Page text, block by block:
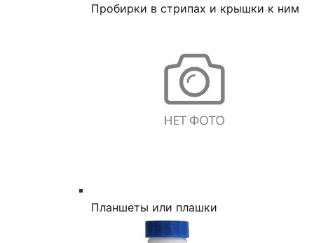
Пробирки в стрипах и крышки к ним
Планшеты или плашки